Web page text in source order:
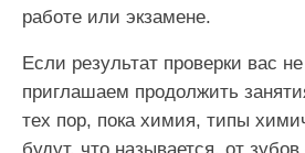
работе или экзамене.
Если результат проверки вас
приглашаем продолжить
тех пор, пока химия, типы